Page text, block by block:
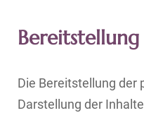
Die Bereitstellung der
Darstellung der